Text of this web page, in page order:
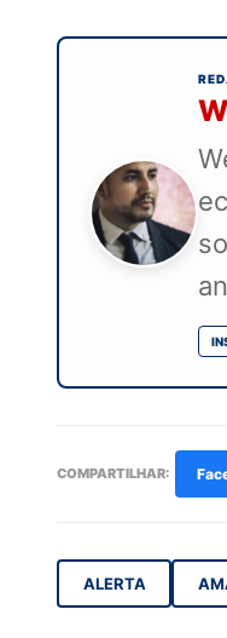
COMPARTILHAR:
ALERTA